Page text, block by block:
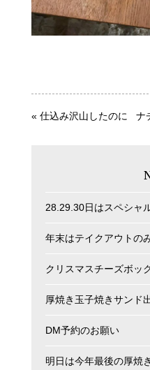
« 仕込み沢山したのに ナ
28.29.30日はスペシャ
年末はテイクアウトの
クリスマスチーズボッ
厚焼き玉子焼きサンド
DM予約のお願い
明日は今年最後の厚焼